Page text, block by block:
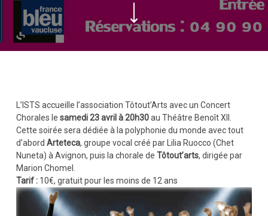
L’ISTS accueille l’association Tôtout’Arts avec un Concert
Chorales le samedi 23 avril à 20h30au Théâtre Benoît XII.
Cette soirée sera dédiée à la polyphonie du monde avec tout
d’abord Arteteca, groupe vocal créé par Lilia Ruocco (Chet
Nuneta) à Avignon, puis la chorale de Tôtout’arts, dirigée par
Marion Chomel.
Tarif :10€, gratuit pour les moins de 12 ans